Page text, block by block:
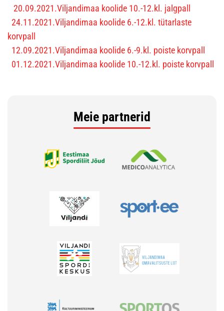
20.09.2021.Viljandimaa koolide 10.-12.kl. jalgpall
24.11.2021.Viljandimaa koolide 6.-12.kl. tütarlaste
korvpall
12.09.2021.Viljandimaa koolide 6.-9.kl. poiste korvpall
01.12.2021.Viljandimaa koolide 10.-12.kl. poiste korvpall
Meie partnerid